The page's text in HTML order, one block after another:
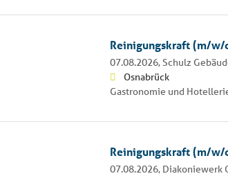
Reinigungskraft (m/w/
07.08.2026, Schulz
Osnabrück
Gastronomie und
Reinigungskraft (m/w/
07.08.2026, Diakoniewerk